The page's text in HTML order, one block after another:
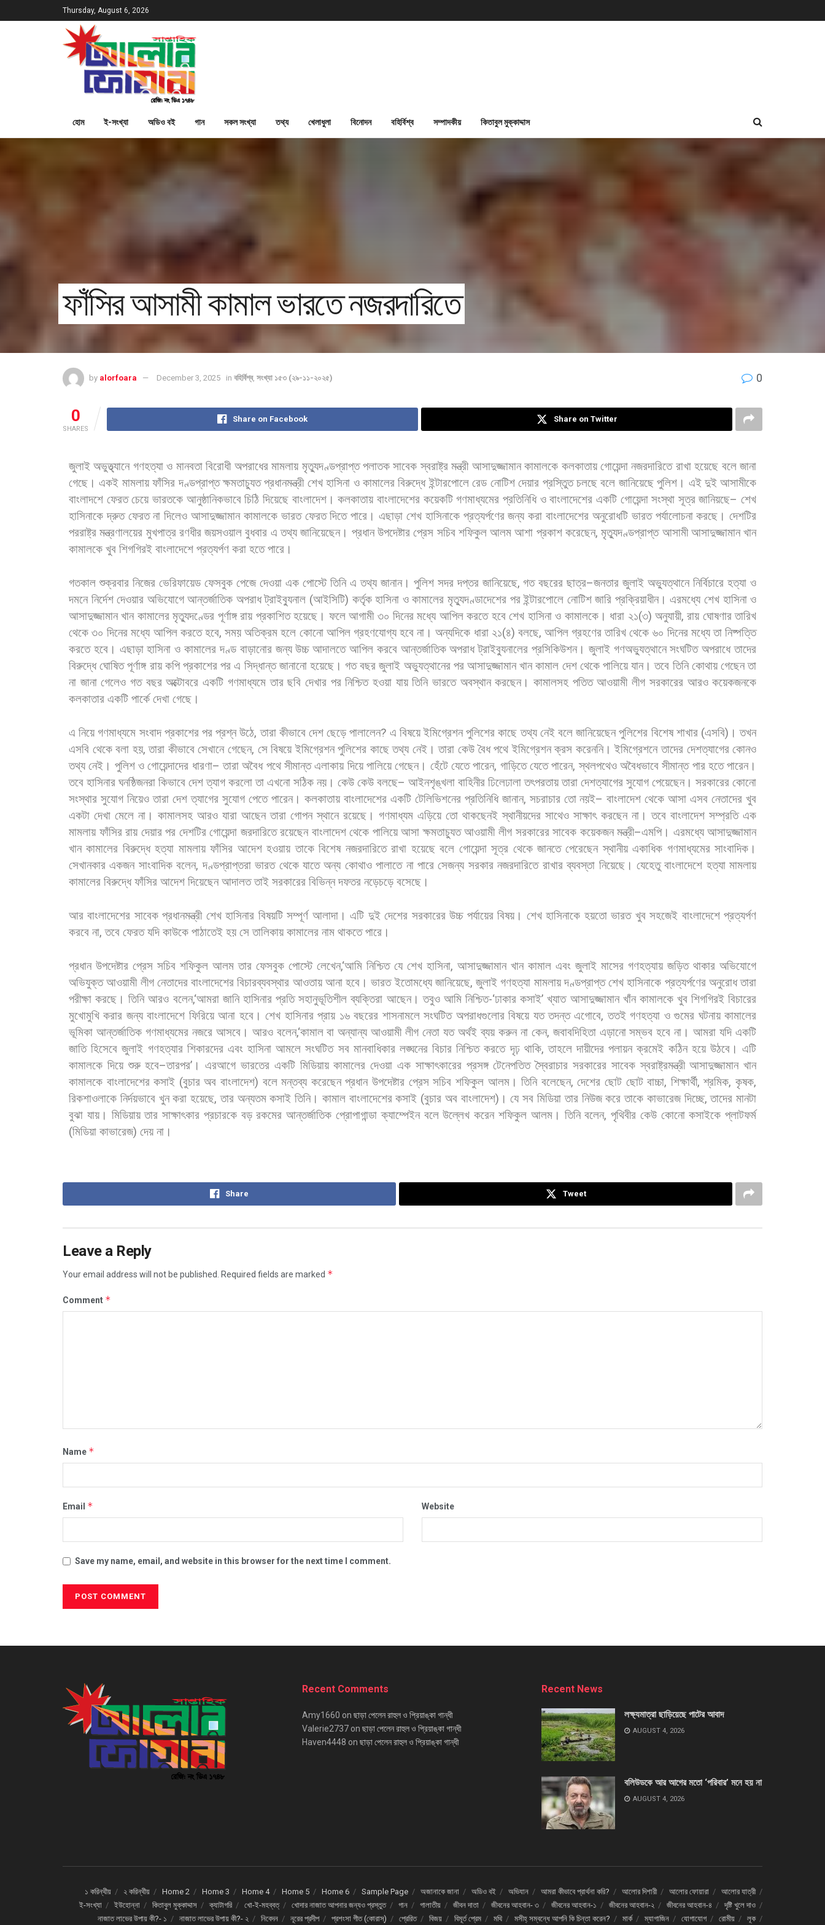
Thursday, August 6, 2026
হোম ই-সংখ্যা অডিও বই গান সকল সংখ্যা তথ্য খেলাধুলা বিনোদন বহির্বিশ্ব সম্পাদকীয় কিতাবুল মুক্কাদ্দাস
ফাঁসির আসামী কামাল ভারতে নজরদারিতে
by alorfoara December 3, 2025 in বহির্বিশ্ব, সংখ্যা ১৫৩ (২৯-১১-২০২৫) 0
0
SHARES
Share on Facebook Share on Twitter
জুলাই অভুত্থ্যানে গণহত্যা ও মানবতা বিরোধী অপরাধের মামলায় মৃত্যুদণ্ডপ্রাপ্ত পলাতক সাবেক স্বরাষ্ট্র মন্ত্রী আসাদুজ্জামান কামালকে কলকাতায় গোয়েন্দা নজরদারিতে রাখা হয়েছে বলে জানা
গেছে। একই মামলায় ফাঁসির দণ্ডপ্রাপ্ত ক্ষমতাচ্যুত প্রধানমন্ত্রী শেখ হাসিনা ও কামালের বিরুদ্ধে ইন্টারপোলে রেড নোটিশ দেয়ার প্রস্তুিত চলছে বলে জানিয়েছে পুলিশ। এই দুই আসামীকে
বাংলাদশে ফেরত চেয়ে ভারতকে আনুষ্ঠানিকভাবে চিঠি দিয়েছে বাংলাদেশ। কলকাতায় বাংলাদেশের কয়েকটি গণমাধ্যমের প্রতিনিধি ও বাংলাদেশের একটি গোয়েন্দা সংস্থা সূত্র জানিয়ছে–শেখ
হাসিনাকে দ্রুত ফেরত না দিলেও আসাদুজ্জামান কামালকে ভারত ফেরত দিতে পারে। এছাড়া শেখ হাসিনাকে প্রত্যর্পণের জন্য করা বাংলাদেশের অনুরোধটি ভারত পর্যালোচনা করছে। দেশটির
পররাষ্ট্র মন্ত্রণালয়ের মুখপাত্র রণধীর জয়সওয়াল বুধবার এ তথ্য জানিয়েছেন। প্রধান উপদেষ্টার প্রেস সচিব শফিকুল আলম আশা প্রকাশ করেছেন,মৃত্যুদণ্ডপ্রাপ্ত আসামী আসাদুজ্জামান খান
কামালকে খুব শিগগিরই বাংলাদেশে প্রত্যর্পণ করা হতে পারে।
গতকাল শুক্রবার নিজের ভেরিফায়েড ফেসবুক পেজে দেওয়া এক পোস্টে তিনি এ তথ্য জানান। পুলিশ সদর দপ্তর জানিয়েছে, গত বছরের ছাত্র–জনতার জুলাই অভ্যুত্থানে নির্বিচারে হত্যা ও
দমনে নির্দেশ দেওয়ার অভিযোগে আন্তর্জাতিক অপরাধ ট্রাইব্যুনাল (আইসিটি) কর্তৃক হাসিনা ও কামালের মৃত্যুদণ্ডাদেশের পর ইন্টারপোলে নোটিশ জারি প্রক্রিয়াধীন। এরমধ্যে শেখ হাসিনা ও
আসাদুজ্জামান খান কামালের মৃত্যুদণ্ডের পূর্ণাঙ্গ রায় প্রকাশিত হয়েছে। ফলে আগামী ৩০ দিনের মধ্যে আপিল করতে হবে শেখ হাসিনা ও কামালকে। ধারা ২১(৩) অনুযায়ী,রায় ঘোষণার তারিখ
থেকে ৩০ দিনের মধ্যে আপিল করতে হবে,সময় অতিক্রম হলে কোনো আপিল গ্রহণযোগ্য হবে না। অন্যদিকে ধারা ২১(৪) বলছে, আপিল গ্রহণের তারিখ থেকে ৬০ দিনের মধ্যে তা নিষ্পত্তি
করতে হবে। এছাড়া হাসিনা ও কামালের দণ্ড বাড়ানোর জন্য উচ্চ আদালতে আপিল করবে আন্তর্জাতিক অপরাধ ট্রাইব্যুনালের প্রসিকিউশন। জুলাই গণঅভ্যুত্থানে সংঘটিত অপরাধে তাদের
বিরুদ্ধে ঘোষিত পূর্ণাঙ্গ রায় কপি প্রকাশের পর এ সিদ্ধান্ত জানানো হয়েছে। গত বছর জুলাই অভ্যুত্থানের পর আসাদুজ্জামান খান কামাল দেশ থেকে পালিয়ে যান। তবে তিনি কোথায় গেছেন তা
না জানা গেলেও গত বছর অক্টোবরে একটি গণমাধ্যমে তার ছবি দেখার পর নিশ্চিত হওয়া যায় তিনি ভারতে অবস্থান করছেন। কামালসহ পতিত আওয়ামী লীগ সরকারের আরও কয়েকজনকে
কলকাতার একটি পার্কে দেখা গেছে।
এ নিয়ে গণমাধ্যমে সংবাদ প্রকাশের পর প্রশ্ন উঠে,তারা কীভাবে দেশ ছেড়ে পালালেন? এ বিষয়ে ইমিগ্রেশন পুলিশের কাছে তথ্য নেই বলে জানিয়েছেন পুলিশের বিশেষ শাখার(এসবি) । তখন
এসবি থেকে বলা হয়,তারা কীভাবে সেখানে গেছেন, সে বিষয়ে ইমিগ্রেশন পুলিশের কাছে তথ্য নেই। তারা কেউ বৈধ পথে ইমিগ্রেশন ক্রস করেননি। ইমিগ্রেশনে তাদের দেশত্যাগের কোনও
তথ্য নেই। পুলিশ ও গোয়েন্দাদের ধারণা–তারা অবৈধ পথে সীমান্ত এলাকায় দিয়ে পালিয়ে গেছেন। হেঁটে যেতে পারেন, গাড়িতে যেতে পারেন,স্থলপথেও অবৈধভাবে সীমান্ত পার হতে পারেন।
তবে হাসিনার ঘনষ্ঠিজনরা কিভাবে দেশ ত্যাগ করলো তা এখনো সঠিক নয়। কেউ কেউ বলছে– আইনশৃঙ্খলা বাহিনীর ঢিলেঢালা তৎপরতায় তারা দেশত্যাগের সুযোগ পেয়েছেন। সরকারের কোনো
সংস্থার সুযোগ নিয়েও তারা দেশ ত্যাগের সুযোগ পেতে পারেন। কলকাতায় বাংলাদেশের একটি টেলিভিশনের প্রতিনিধি জানান, সচরাচার তো নয়ই–বাংলাদেশ থেকে আসা এসব নেতাদের খুব
একটা দেখা মেলে না। কামালসহ আরও যারা আছেন তারা গোপন স্থানে রয়েছে। গণমাধ্যম এড়িয়ে তো থাকছেনই স্থানীয়দের সাথেও সাক্ষাৎ করছেন না। তবে বাংলাদেশ সম্প্রতি এক
মামলায় ফাঁসির রায় দেয়ার পর দেশটির গোয়েন্দা জরদারিতে রয়েছেন বাংলাদেশ থেকে পালিয়ে আসা ক্ষমতাচ্যুত আওয়ামী লীগ সরকারের সাবেক কয়েকজন মন্ত্রী–এমপি। এরমধ্যে আসাদুজ্জামান
খান কামালের বিরুদ্ধে হত্যা মামলায় ফাঁসির আদেশ হওয়ায় তাকে বিশেষ নজরদারিতে রাখা হয়েছে বলে গোয়েন্দা সূত্র থেকে জানতে পেরেছেন স্থানীয় একাধিক গণমাধ্যমের সাংবাদিক।
সেখানকার একজন সাংবাদিক বলেন,দণ্ডপ্রাপ্তরা ভারত থেকে যাতে অন্য কোথাও পালাতে না পারে সেজন্য সরকার নজরদারিতে রাখার ব্যবস্তা নিয়েছে। যেহেতু বাংলাদেশে হত্যা মামলায়
কামালের বিরুদ্ধে ফাঁসির আদেশ দিয়েছেন আদালত তাই সরকারের বিভিন্ন দফতর নড়েচড়ে বসেছে।
আর বাংলাদেশের সাবেক প্রধানমন্ত্রী শেখ হাসিনার বিষয়টি সম্পূর্ণ আলাদা। এটি দুই দেশের সরকারের উচ্চ পর্যায়ের বিষয়। শেখ হাসিনাকে হয়তো ভারত খুব সহজেই বাংলাদেশে প্রত্যর্পণ
করবে না,তবে ফেরত যদি কাউকে পাঠাতেই হয় সে তালিকায় কামালের নাম থাকতে পারে।
প্রধান উপদেষ্টার প্রেস সচিব শফিকুল আলম তার ফেসবুক পোস্টে লেখেন,‘আমি নিশ্চিত যে শেখ হাসিনা, আসাদুজ্জামান খান কামাল এবং জুলাই মাসের গণহত্যায় জড়িত থাকার অভিযোগে
অভিযুক্ত আওয়ামী লীগ নেতাদের বাংলাদেশের বিচারব্যবস্থার আওতায় আনা হবে। ভারত ইতোমধ্যে জানিয়েছে, জুলাই গণহত্যা মামলায় দণ্ডপ্রাপ্ত শেখ হাসিনাকে প্রত্যর্পণের অনুরোধ তারা
পরীক্ষা করছে। তিনি আরও বলেন,‘আমরা জানি হাসিনার প্রতি সহানুভূতিশীল ব্যক্তিরা আছেন। তবুও আমি নিশ্চিত-‘ঢাকার কসাই’খ্যাত আসাদুজ্জামান খাঁন কামালকে খুব শিগগিরই বিচারের
মুখোমুখি করার জন্য বাংলাদেশে ফিরিয়ে আনা হবে। শেখ হাসিনার প্রায় ১৬ বছরের শাসনামলে সংঘটিত অপরাধগুলোর বিষয়ে যত তদন্ত এগোবে,ততই গণহত্যা ও গুমের ঘটনায় কামালের
ভূমিকা আন্তর্জাতিক গণমাধ্যমের নজরে আসবে। আরও বলেন,‘কামাল বা অন্যান্য আওয়ামী লীগ নেতা যত অর্থই ব্যয় করুন না কেন, জবাবদিহিতা এড়ানো সম্ভব হবে না। আমরা যদি একটি
জাতি হিসেবে জুলাই গণহত্যার শিকারদের এবং হাসিনা আমলে সংঘটিত সব মানবাধিকার লঙ্ঘনের বিচার নিশ্চিত করতে দৃঢ় থাকি,তাহলে দায়ীদের পলায়ন ক্রমেই কঠিন হয়ে উঠবে। এটি
কামালকে দিয়ে শুরু হবে–তারপর’ । এরআগে ভারতের একটি মিডিয়ায় কামালের দেওয়া এক সাক্ষাৎকারের প্রসঙ্গ টেনেপতিত স্বৈরাচার সরকারের সাবেক স্বরাষ্ট্রমন্ত্রী আসাদুজ্জামান খান
কামালকে বাংলাদেশের কসাই (বুচার অব বাংলাদেশ) বলে মন্তব্য করেছেন প্রধান উপদেষ্টার প্রেস সচিব শফিকুল আলম। তিনি বলেছেন,দেশের ছোট ছোট বাচ্চা, শিক্ষার্থী,শ্রমিক,কৃষক,
রিকশাওলাকে নির্দয়ভাবে খুন করা হয়েছে,তার অন্যতম কসাই তিনি। কামাল বাংলাদেশের কসাই (বুচার অব বাংলাদেশ) । যে সব মিডিয়া তার নিউজ করে তাকে কাভারেজ দিচ্ছে,তাদের মানটা
বুঝা যায়। মিডিয়ায় তার সাক্ষাৎকার প্রচারকে বড় রকমের আন্তর্জাতিক প্রোপাগান্ডা ক্যাম্পেইন বলে উল্লেখ করেন শফিকুল আলম। তিনি বলেন,পৃথিবীর কেউ কোনো কসাইকে প্লাটফর্ম
(মিডিয়া কাভারেজ) দেয় না।
Share Tweet
Leave a Reply
Your email address will not be published. Required fields are marked *
Comment *
Name *
Email * Website
Save my name, email, and website in this browser for the next time I comment.
Recent Comments
Amy1660 on ছাড়া পেলেন রাহুল ও প্রিয়াঙ্কা গান্ধী
Valerie2737 on ছাড়া পেলেন রাহুল ও প্রিয়াঙ্কা গান্ধী
Haven4448 on ছাড়া পেলেন রাহুল ও প্রিয়াঙ্কা গান্ধী
Recent News
লক্ষ্যমাত্রা ছাড়িয়েছে পাটের আবাদ
AUGUST 4, 2026
বলিউডকে আর আগের মতো ‘পরিবার’ মনে হয় না
AUGUST 4, 2026
১ করিন্থীয় ২ করিন্থীয় Home 2 Home 3 Home 4 Home 5 Home 6 Sample Page অজানাকে জানা অডিও বই অভিযান আমরা কীভাবে প্রার্থনা করি? আলোর দিশারী আলোর ফোয়ারা
আলোর যাত্রী
ই-সংখ্যা
ইউহোন্না কিতাবুল মুক্কাদ্দাস ক্যাটাগরি খো-ই-মহব্বত্ খোদার নাজাত আপনার জন্যও প্রস্তুত গান গালাতীয় জীবন দাতা জীবনের আহবান- ৩ জীবনের আহবান-১ জীবনের আহবান-২ জীবনের আহবান-৪
দৃষ্টি খুলে দাও
নাজাত লাভের উপায় কী?- ১
নাজাত লাভের উপায় কী?- ২ নিবেদন নূরের প্রদীপ প্রশংসা গীত (কোরাস্) প্রেরিত বিজয় বিমূর্ত প্রেম মথি মসীহ্ সম্বন্ধে আপনি কি চিন্তা করেন? মার্ক ম্যাগাজিন যোগাযোগ রোমীয় লূক